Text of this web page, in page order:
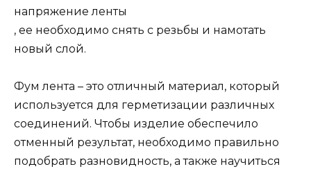
напряжение ленты
, ее необходимо снять с резьбы и намотать
новый слой.
Фум лента – это отличный материал, который
используется для герметизации различных
соединений. Чтобы изделие обеспечило
отменный результат, необходимо правильно
подобрать разновидность, а также научиться